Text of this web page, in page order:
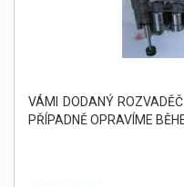
VÁMI DODANÝ
PŘÍPADNĚ OPRAVÍME